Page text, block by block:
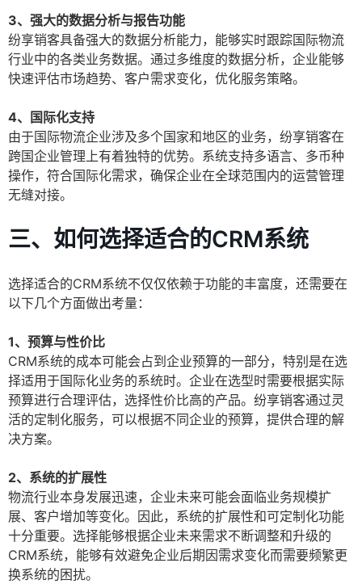
3、强大的数据分析与报告功能
纷享销客具备强大的数据分析能力，能够实时跟踪国际物流
行业中的各类业务数据。通过多维度的数据分析，企业能够
快速评估市场趋势、客户需求变化，优化服务策略。
4、国际化支持
由于国际物流企业涉及多个国家和地区的业务，纷享销客在
跨国企业管理上有着独特的优势。系统支持多语言、多币种
操作，符合国际化需求，确保企业在全球范围内的运营管理
无缝对接。
三、如何选择适合的CRM系统
选择适合的CRM系统不仅仅依赖于功能的丰富度，还需要在
以下几个方面做出考量：
1、预算与性价比
CRM系统的成本可能会占到企业预算的一部分，特别是在选
择适用于国际化业务的系统时。企业在选型时需要根据实际
预算进行合理评估，选择性价比高的产品。纷享销客通过灵
活的定制化服务，可以根据不同企业的预算，提供合理的解
决方案。
2、系统的扩展性
物流行业本身发展迅速，企业未来可能会面临业务规模扩
展、客户增加等变化。因此，系统的扩展性和可定制化功能
十分重要。选择能够根据企业未来需求不断调整和升级的
CRM系统，能够有效避免企业后期因需求变化而需要频繁更
换系统的困扰。